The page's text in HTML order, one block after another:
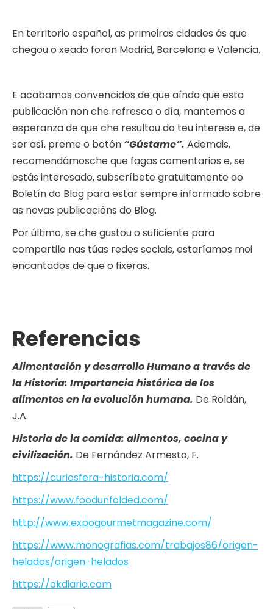
En territorio español, as primeiras cidades ás que
chegou o xeado foron Madrid, Barcelona e Valencia.
E acabamos convencidos de que aínda que esta
publicación non che refresca o día, mantemos a
esperanza de que che resultou do teu interese e, de
ser así, preme o botón “Gústame”. Ademais,
recomendámosche que fagas comentarios e, se
estás interesado, subscríbete gratuitamente ao
Boletín do Blog para estar sempre informado sobre
as novas publicacións do Blog.
Por último, se che gustou o suficiente para
compartilo nas túas redes sociais, estaríamos moi
encantados de que o fixeras.
Referencias
Alimentación y desarrollo Humano a través de
la Historia: Importancia histórica de los
alimentos en la evolución humana. De Roldán,
J.A.
Historia de la comida: alimentos, cocina y
civilización. De Fernández Armesto, F.
https://curiosfera-historia.com/
https://www.foodunfolded.com/
http://www.expogourmetmagazine.com/
https://www.monografias.com/trabajos86/origen-
helados/origen-helados
https://okdiario.com